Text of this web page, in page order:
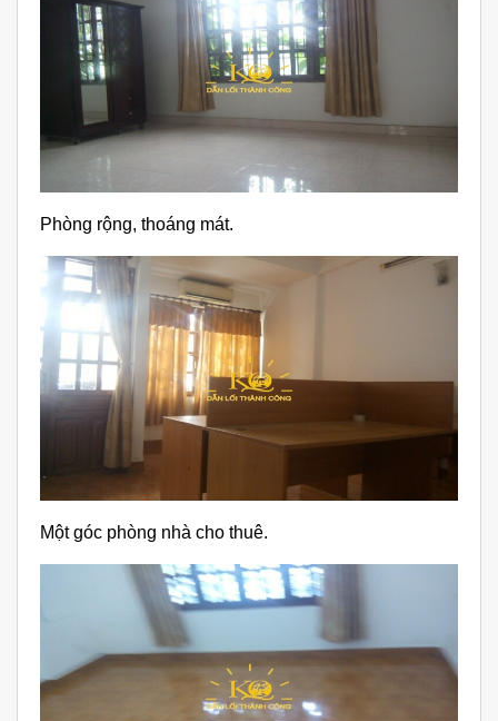
Phòng rộng, thoáng mát.
Một góc phòng nhà cho thuê.